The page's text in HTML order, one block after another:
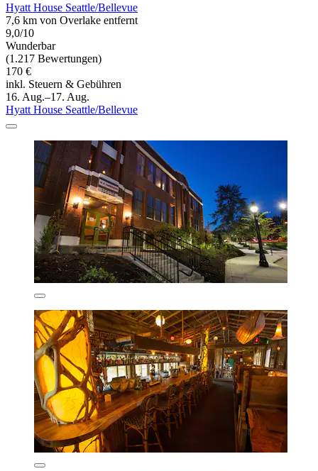
Hyatt House Seattle/Bellevue
7,6 km von Overlake entfernt
9,0/10
Wunderbar
(1.217 Bewertungen)
170 €
inkl. Steuern & Gebühren
16. Aug.–17. Aug.
Hyatt House Seattle/Bellevue